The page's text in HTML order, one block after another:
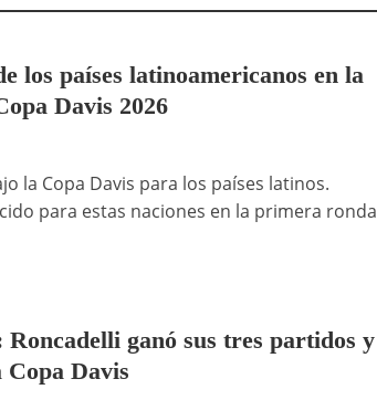
los países latinoamericanos en la
Davis 2026
la Copa Davis para los países latinos.
para estas naciones en la primera ronda
ganó sus tres partidos y
Copa Davis